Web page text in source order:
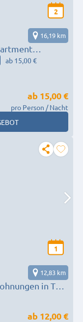
2
16,19 km
ab 15,00 €
ab 15,00 €
pro Person / Nacht
1
in Top
12,83 km
ab 12,00 €